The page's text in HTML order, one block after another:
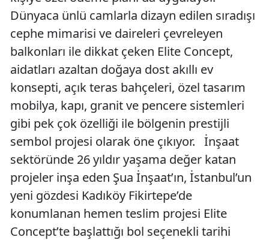
Dünyaca ünlü camlarla dizayn edilen sıradışı
cephe mimarisi ve daireleri çevreleyen
balkonları ile dikkat çeken Elite Concept,
aidatları azaltan doğaya dost akıllı ev
konsepti, açık teras bahçeleri, özel tasarım
mobilya, kapı, granit ve pencere sistemleri
gibi pek çok özelliği ile bölgenin prestijli
sembol projesi olarak öne çıkıyor. İnşaat
sektöründe 26 yıldır yaşama değer katan
projeler inşa eden Şua İnşaat’ın, İstanbul’un
yeni gözdesi Kadıköy Fikirtepe’de
konumlanan hemen teslim projesi Elite
Concept’te başlattığı bol seçenekli tarihi